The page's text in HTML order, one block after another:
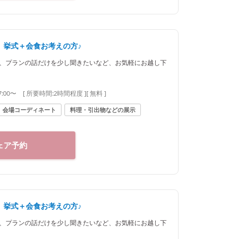
挙式＋会食お考えの方♪
プランの話だけを少し聞きたいなど、お気軽にお越し下
〜 [ 所要時間:2時間程度][ 無料 ]
会場コーディネート 料理・引出物などの展示
ア予約
挙式＋会食お考えの方♪
プランの話だけを少し聞きたいなど、お気軽にお越し下